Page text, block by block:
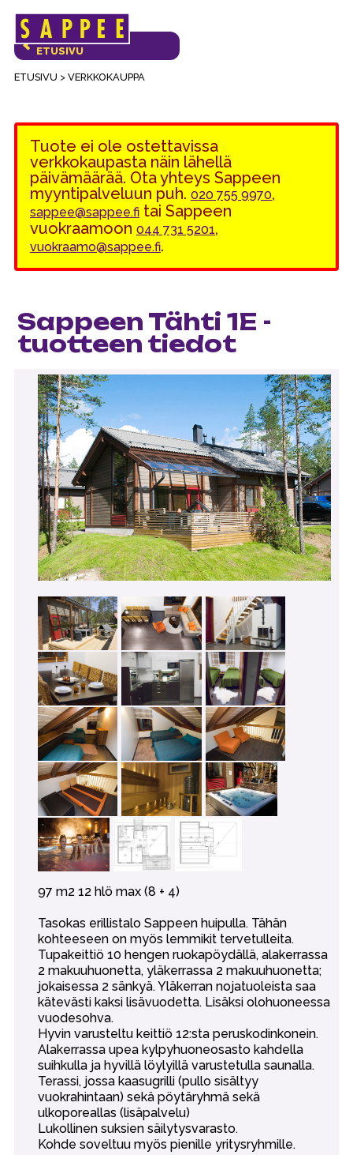
Päävalikko
ETUSIVU > VERKKOKAUPPA
VERKKOKAUPAN
ETUSIVU
Tuote ei ole ostettavissa
verkkokaupasta näin lähellä
päivämäärää. Ota yhteys Sappeen
myyntipalveluun puh. 020 755 9970,
sappee@sappee.fitai Sappeen
vuokraamoon 044 731 5201,
vuokraamo@sappee.fi.
Sappeen Tähti 1E -
tuotteen tiedot
97 m2 12 hlö max (8 + 4)
Tasokas erillistalo Sappeen huipulla. Tähän
kohteeseen on myös lemmikit tervetulleita.
Tupakeittiö 10 hengen ruokapöydällä, alakerrassa
2 makuuhuonetta, yläkerrassa 2 makuuhuonetta;
jokaisessa 2 sänkyä. Yläkerran nojatuoleista saa
kätevästi kaksi lisävuodetta. Lisäksi olohuoneessa
vuodesohva.
Hyvin varusteltu keittiö 12:sta peruskodinkonein.
Alakerrassa upea kylpyhuoneosasto kahdella
suihkulla ja hyvillä löylyillä varustetulla saunalla.
Terassi, jossa kaasugrilli (pullo sisältyy
vuokrahintaan) sekä pöytäryhmä sekä
ulkoporeallas (lisäpalvelu)
Lukollinen suksien säilytysvarasto.
Kohde soveltuu myös pienille yritysryhmille.